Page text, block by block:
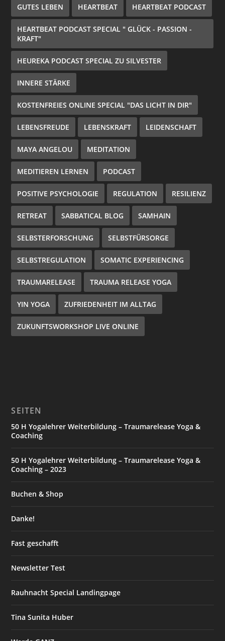
GUTES LEBEN HEARTBEAT HEARTBEAT PODCAST
HEARTBEAT PODCAST SPECIAL " GLÜCK - PASSION -
KRAFT"
HEUREKA PODCAST SPECIAL ZU SILVESTER
INNERE STÄRKE
KOSTENFREIES ONLINE SPECIAL "DAS LICHT IN DIR"
LEBENSFREUDE LEBENSKRAFT LEIDENSCHAFT
MAYA ANGELOU MEDITATION
MEDITIEREN LERNEN PODCAST
POSITIVE PSYCHOLOGIE REGULATION RESILIENZ
RETREAT SABBATICAL BLOG SAMHAIN
SELBSTERFORSCHUNG SELBSTFÜRSORGE
SELBSTREGULATION SOMATIC EXPERIENCING
TRAUMARELEASE TRAUMA RELEASE YOGA
YIN YOGA ZUFRIEDENHEIT IM ALLTAG
ZUKUNFTSWORKSHOP LIVE ONLINE
SEITEN
50 H Yogalehrer Weiterbildung – Traumarelease Yoga &
Coaching
50 H Yogalehrer Weiterbildung – Traumarelease Yoga &
Coaching – 2023
Buchen & Shop
Danke!
Fast geschafft
Newsletter Test
Rauhnacht Special Landingpage
Tina Sunita Huber